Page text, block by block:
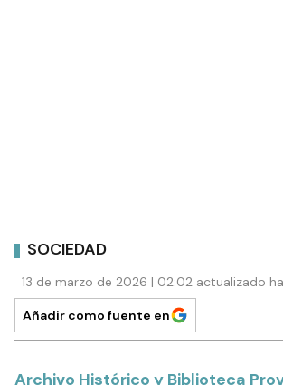
SOCIEDAD
13 de marzo de 2026 | 02:02 actualizado
Añadir como fuente en
Archivo Histórico y Biblioteca